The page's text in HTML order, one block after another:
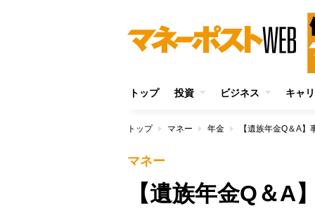
トップ 投資 ビジネス キャ
トップ マネー 年金 【遺族年金Q＆A
マネー
【遺族年金Q＆A